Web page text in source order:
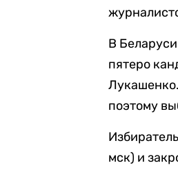
В
пятеро
поэтому
мск) и